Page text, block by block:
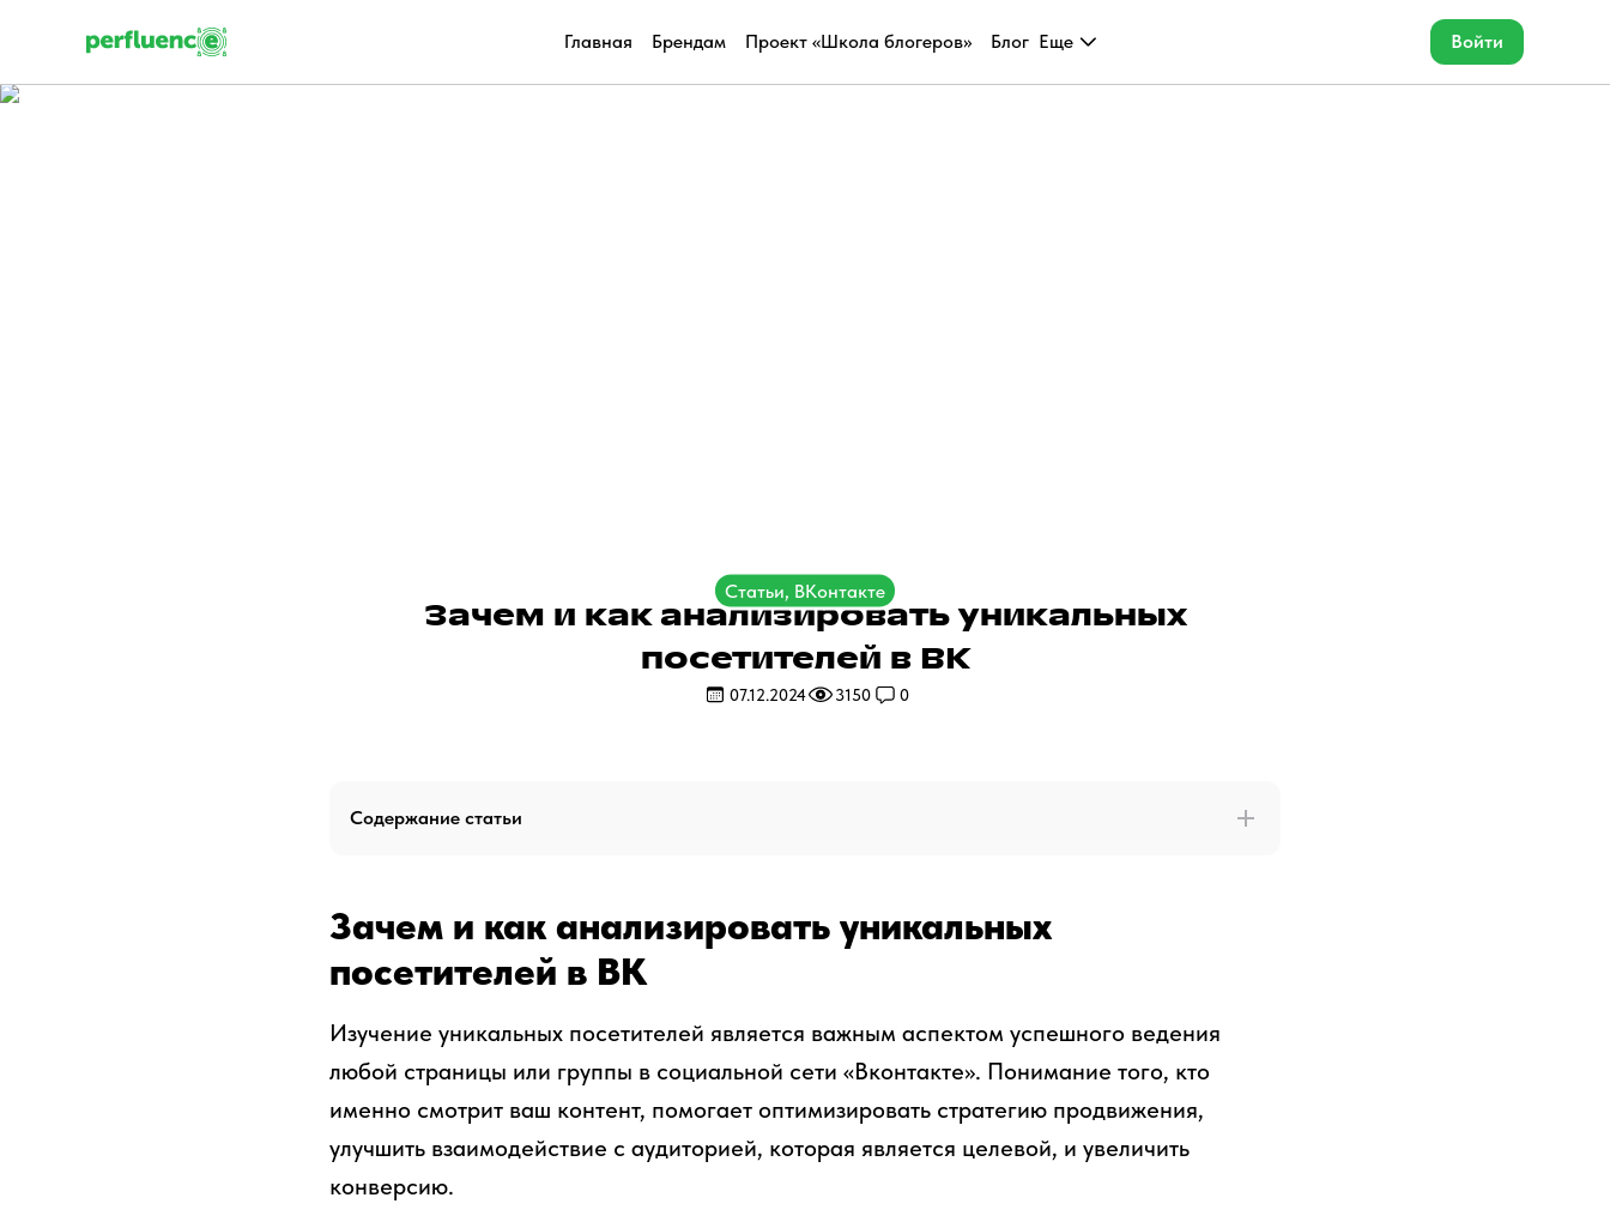
Главная Брендам Проект «Школа блогеров» Блог Еще Войти
Статьи, ВКонтакте
Зачем и как анализировать уникальных
посетителей в ВК
07.12.2024 3150 0
Содержание статьи
Зачем и как анализировать уникальных
посетителей в ВК
Изучение уникальных посетителей является важным аспектом успешного ведения
любой страницы или группы в социальной сети «Вконтакте». Понимание того, кто
именно смотрит ваш контент, помогает оптимизировать стратегию продвижения,
улучшить взаимодействие с аудиторией, которая является целевой, и увеличить
конверсию.